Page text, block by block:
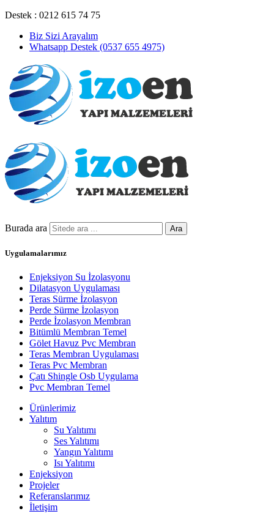
Destek : 0212 615 74 75
Biz Sizi Arayalım
Whatsapp Destek (0537 655 4975)
Burada ara Ara
Uygulamalarımız
Enjeksiyon Su İzolasyonu
Dilatasyon Uygulaması
Teras Sürme İzolasyon
Perde Sürme İzolasyon
Perde İzolasyon Membran
Bitümlü Membran Temel
Gölet Havuz Pvc Membran
Teras Membran Uygulaması
Teras Pvc Membran
Çatı Shingle Osb Uygulama
Pvc Membran Temel
Ürünlerimiz
Yalıtım
Su Yalıtımı
Ses Yalıtımı
Yangın Yalıtımı
Isı Yalıtımı
Enjeksiyon
Projeler
Referanslarımız
İletişim